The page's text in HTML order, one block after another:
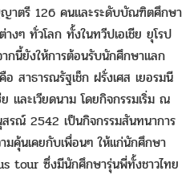
าตรี 126 คนและระดับบัณฑิตศึกษา
งๆ ทั่วโลก ทั้งในทวีปเอเชีย ยุโรป
กนี้ยังให้การต้อนรับนักศึกษาแลก
สาธารณรัฐเช็ก ฝรั่งเศส เยอรมนี
และเวียดนาม โดยกิจกรรมเริ่ม ณ
รณ์ 2542 เป็นกิจกรรมสันทนาการ
มคุ้นเคยกับเพื่อนๆ ให้แก่นักศึกษา
tour ซึ่งมีนักศึกษารุ่นพี่ทั้งชาวไทย